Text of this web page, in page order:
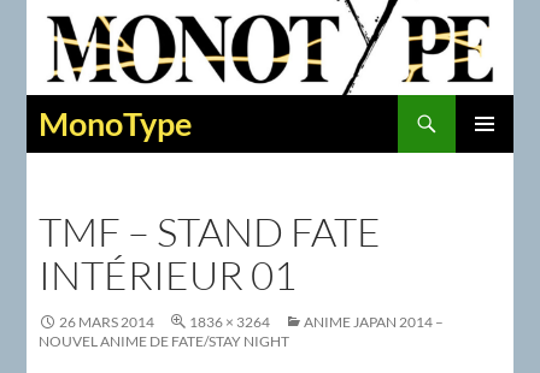
MonoType
Recherche
TMF – STAND FATE
INTÉRIEUR 01
26 MARS 2014 1836 × 3264
ANIME JAPAN 2014 –
NOUVEL ANIME DE FATE/STAY NIGHT